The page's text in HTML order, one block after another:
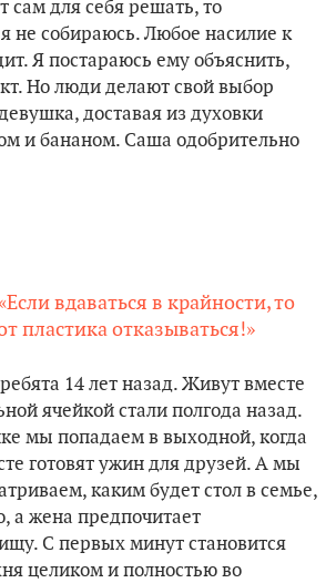
сам для себя решать, то
не собираюсь. Любое насилие к
Я постараюсь ему объяснить,
Но люди делают свой выбор
доставая из духовки
и бананом. Саша одобрительно
вдаваться в крайности, то
пластика отказываться!»
14 лет назад. Живут вместе
ячейкой стали полгода назад.
мы попадаем в выходной, когда
готовят ужин для друзей. А мы
каким будет стол в семье,
а жена предпочитает
С первых минут становится
целиком и полностью во